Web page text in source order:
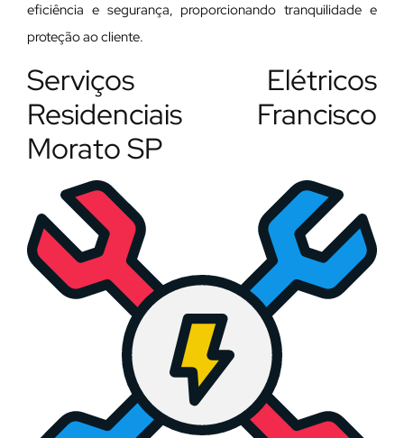
eficiência e segurança, proporcionando tranquilidade e
proteção ao cliente.
Serviços Elétricos
Residenciais Francisco
Morato SP